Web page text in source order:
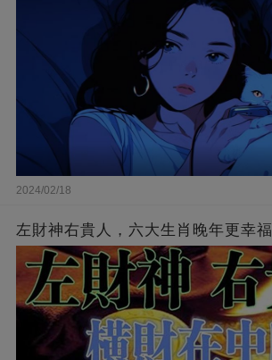
2024/02/18
左財神右貴人，六大生肖晚年更幸福